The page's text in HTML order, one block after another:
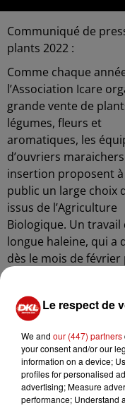
Communiqué de
plants 2022 :
Comme chaque
l’Association Icare
grande vente de
légumes, fleurs et
aromatiques, les
d’ouvriers
insertion proposent
public un large choix
issus de l’Agriculture
Biologique. Un travail
longue haleine, qui a
dès le mois de février
soigneusement tous
destinés à la vente,
déroulera du 2 au 14
2022, à Sentheim au
daims, directement
de l’Association.
L’Association ouvre
Le respect de
We and our (447) partners
your consent and/or our
information on a device;
profiles for personalised
advertising; Measure
performance; Understand